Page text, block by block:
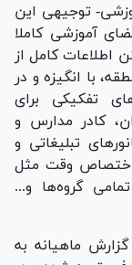
توجیهی این
آموزشی کاملا
اطلاعات کامل از
با انگیزه و در
تفکیکی برای
کادر مدارس و
تبلیغاتی و
اختصاص وقت مثل
گروه‌ها و...
ماهیانه به